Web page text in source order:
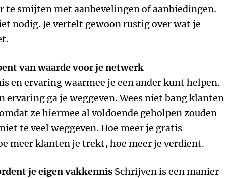
te smijten met aanbevelingen of aanbiedingen.
nodig. Je vertelt gewoon rustig over wat je
van waarde voor je netwerk
en ervaring waarmee je een ander kunt helpen.
ervaring ga je weggeven. Wees niet bang klanten
ze hiermee al voldoende geholpen zouden
te veel weggeven. Hoe meer je gratis
meer klanten je trekt, hoe meer je verdient.
je eigen vakkennis Schrijven is een manier